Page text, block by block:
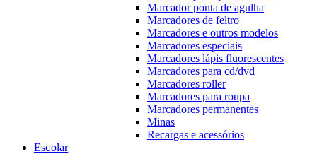
Marcador ponta de agulha
Marcadores de feltro
Marcadores e outros modelos
Marcadores especiais
Marcadores lápis fluorescentes
Marcadores para cd/dvd
Marcadores roller
Marcadores para roupa
Marcadores permanentes
Minas
Recargas e acessórios
Escolar